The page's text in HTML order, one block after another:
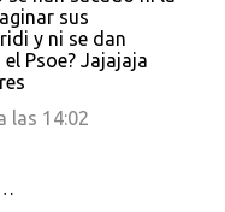
sus
y ni se dan
Psoe? Jajajaja
las 14:02